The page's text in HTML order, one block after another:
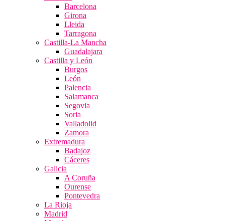
Barcelona
Girona
Lleida
Tarragona
Castilla-La Mancha
Guadalajara
Castilla y León
Burgos
León
Palencia
Salamanca
Segovia
Soria
Valladolid
Zamora
Extremadura
Badajoz
Cáceres
Galicia
A Coruña
Ourense
Pontevedra
La Rioja
Madrid